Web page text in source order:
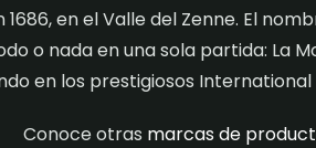
en el Valle del Zenne. El
o nada en una sola partida: La
en los prestigiosos International
Conoce otras marcas de